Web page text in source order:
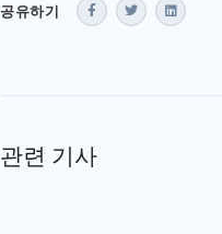
공유하기
관련 기사